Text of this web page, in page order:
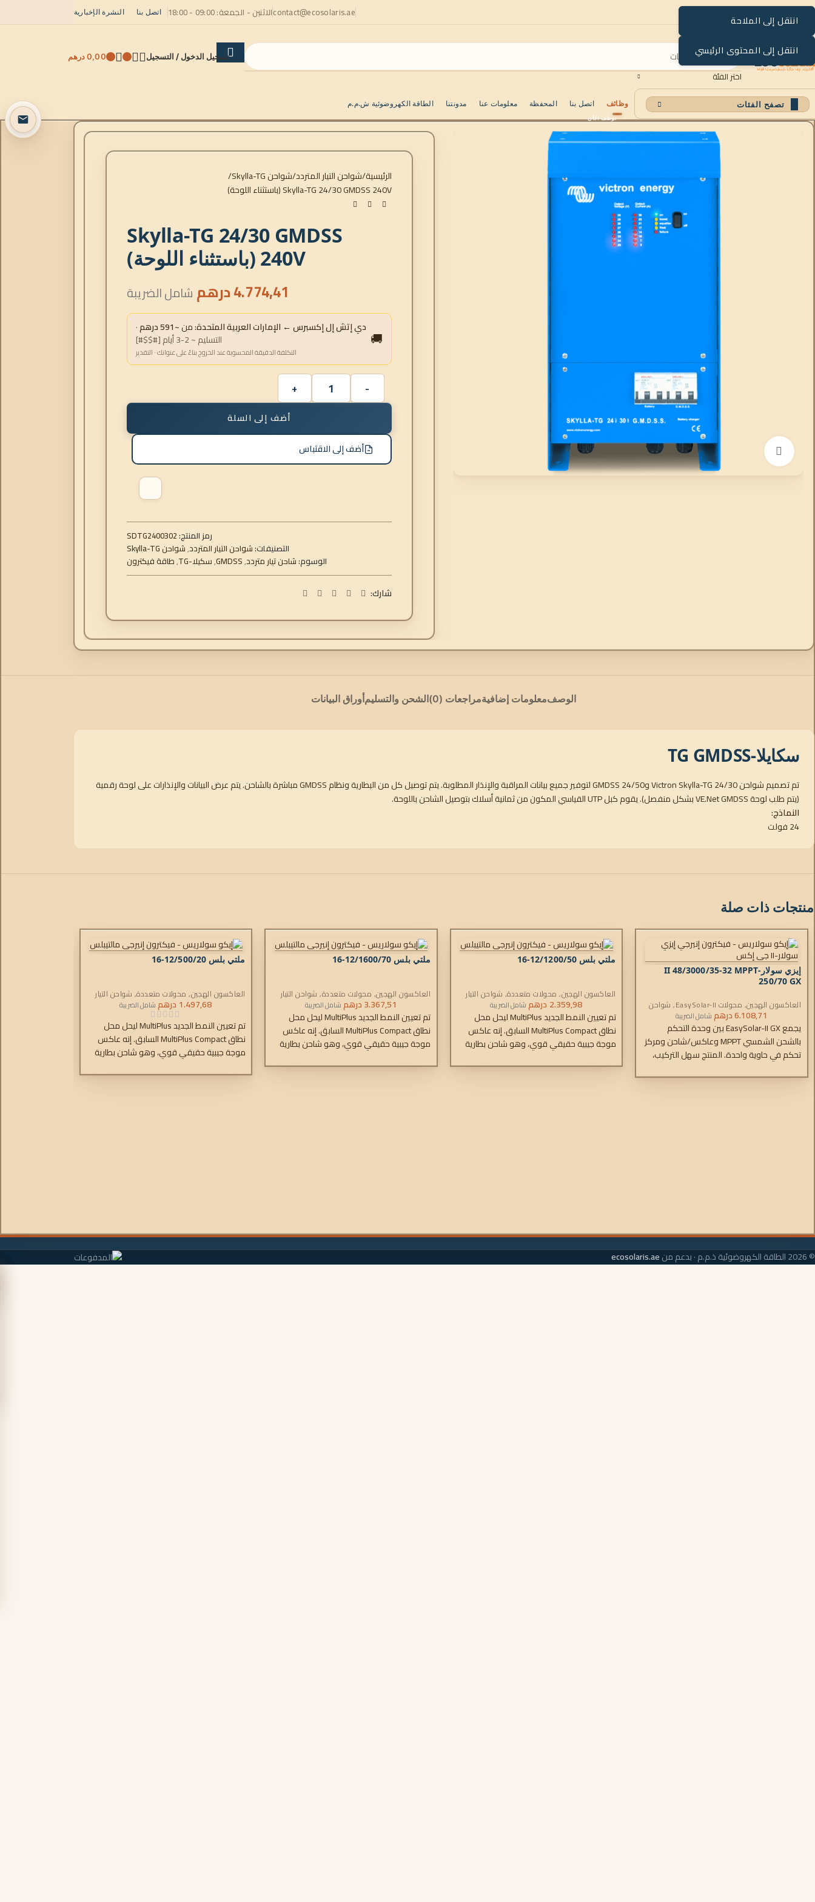
انتقل إلى الملاحة
انتقل إلى المحتوى الرئيسي
contact@ecosolaris.aeالاثنين - الجمعة: 09:00 - 18:00 النشرة الإخبارية اتصل بنا
اختر الفئة
تسجيل الدخول / التسجيل 0,00 درهم
تصفح الفئات الطاقة الكهروضوئية ش.م.م مدونتنا معلومات عنا المحفظة اتصل بنا وظائف
الرئيسية شواحن التيار المتردد شواحن Skylla-TG
Skylla-TG 24/30 GMDSS 240V (باستثناء اللوحة)
Skylla-TG 24/30 GMDSS
240V (باستثناء اللوحة)
4.774,41درهم شامل الضريبة
🚚
دي إتش إل إكسبرس ← الإمارات العربية المتحدة:من~591 درهم
·
التسليم ~ 2-3 أيام [#$$#]
التكلفة الدقيقة المحسوبة عند الخروج بناءً على عنوانك · التقدير
أضف إلى السلة
أضف إلى الاقتباس
رمز المنتج:SDTG2400302
التصنيفات:شواحن التيار المتردد,شواحن Skylla-TG
الوسوم:شاحن تيار متردد,
GMDSS
,سكيلا-TG ,طاقة فيكترون
شارك:
الوصفمعلومات إضافيةمراجعات (0) الشحن والتسليمأوراق البيانات
سكايلا-TG GMDSS
تم تصميم شواحن Victron Skylla-TG 24/30 و24/50 GMDSS لتوفير جميع بيانات المراقبة والإنذار المطلوبة. يتم توصيل كل من البطارية ونظام GMDSS مباشرة بالشاحن. يتم عرض البيانات والإنذارات على لوحة رقمية
(يتم طلب لوحة VE.Net GMDSS بشكل منفصل). يقوم كبل UTP القياسي المكون من ثمانية أسلاك بتوصيل الشاحن باللوحة.
النماذج:
24 فولت
منتجات ذات صلة
إيزي سولار-II 48/3000/35-32 MPPT
250/70 GX
العاكسون الهجين, محولات EasySolar-II , شواحن
التيار المتردد,وحدات التحكم
6.108,71درهمشامل الضريبة
يجمع EasySolar-II GX بين وحدة التحكم
بالشحن الشمسي MPPT وعاكس/شاحن ومركز
تحكم في حاوية واحدة. المنتج سهل التركيب،
ملتي بلس 12/1200/50-16
العاكسون الهجين, محولات متعددة, شواحن التيار
2.359,98 درهم شامل الضريبة
تم تعيين النمط الجديد MultiPlus ليحل محل
نطاق MultiPlus Compact السابق. إنه عاكس
موجة جيبية حقيقي قوي، وهو شاحن بطارية
تيار متردد عالي السرعة في حاوية واحدة مدمجة.
ملتي بلس 12/1600/70-16
العاكسون الهجين, محولات متعددة, شواحن التيار
3.367,51درهمشامل الضريبة
تم تعيين النمط الجديد MultiPlus ليحل محل
نطاق MultiPlus Compact السابق. إنه عاكس
موجة جيبية حقيقي قوي، وهو شاحن بطارية
تيار متردد عالي السرعة في حاوية واحدة مدمجة.
ملتي بلس 12/500/20-16
العاكسون الهجين, محولات متعددة, شواحن التيار
1.497,68 درهم شامل الضريبة
تم تعيين النمط الجديد MultiPlus ليحل محل
نطاق MultiPlus Compact السابق. إنه عاكس
موجة جيبية حقيقي قوي، وهو شاحن بطارية
تيار متردد عالي السرعة في حاوية واحدة مدمجة.
© 2026 الطاقة الكهروضوئية ذ.م.م · بدعم من ecosolaris.ae